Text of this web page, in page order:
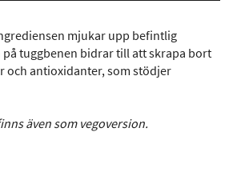
mjukar upp befintlig
tuggbenen bidrar till att skrapa bort
och antioxidanter, som stödjer
även som vegoversion.